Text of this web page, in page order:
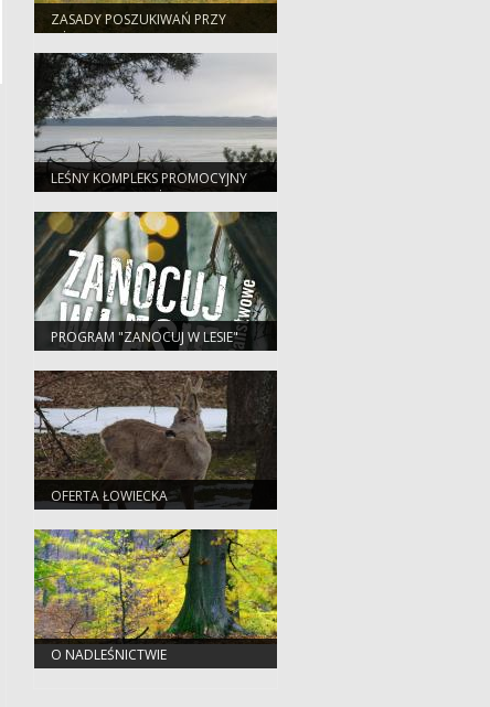
ZASADY POSZUKIWAŃ PRZY
UŻYCIU WYKRYWACZA METALI
LEŚNY KOMPLEKS PROMOCYJNY
"LASY ELBLĄSKO-ŻUŁAWSKIE"
PROGRAM "ZANOCUJ W LESIE"
OFERTA ŁOWIECKA
O NADLEŚNICTWIE